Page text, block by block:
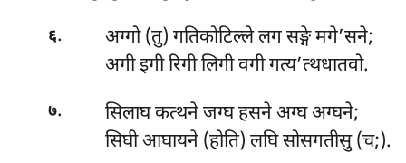
६.
अग्गो (तु) गतिकोटिल्ले लग सङ्गे मगे’सने;
अगी इगी रिगी लिगी वगी गत्य’त्थधातवो.
७.
सिलाघ कत्थने जग्घ हसने अग्घ अग्घने;
सिघी आघायने (होति) लघि सोसगतीसु (च;).